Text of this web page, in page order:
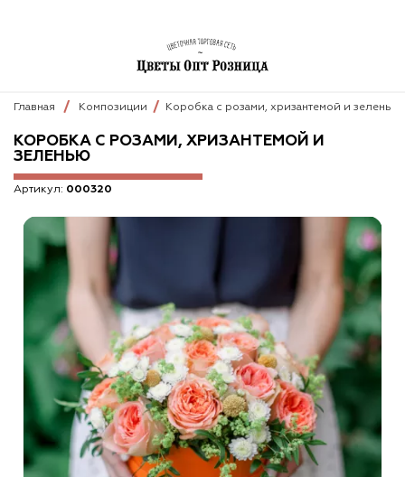
Главная Композиции Коробка с розами, хризантемой и зеленью
КОРОБКА С РОЗАМИ, ХРИЗАНТЕМОЙ И
ЗЕЛЕНЬЮ
Артикул: 000320